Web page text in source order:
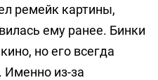
ремейк картины,
ему ранее. Бинки
но его всегда
из-за